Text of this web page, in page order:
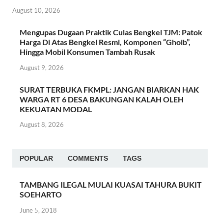
August 10, 2026
Mengupas Dugaan Praktik Culas Bengkel TJM: Patok
Harga Di Atas Bengkel Resmi, Komponen “Ghoib”,
Hingga Mobil Konsumen Tambah Rusak
August 9, 2026
SURAT TERBUKA FKMPL: JANGAN BIARKAN HAK
WARGA RT 6 DESA BAKUNGAN KALAH OLEH
KEKUATAN MODAL
August 8, 2026
POPULAR COMMENTS TAGS
TAMBANG ILEGAL MULAI KUASAI TAHURA BUKIT
SOEHARTO
June 5, 2018